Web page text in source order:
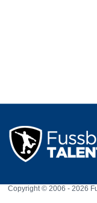
Copyright © 2006 - 2026